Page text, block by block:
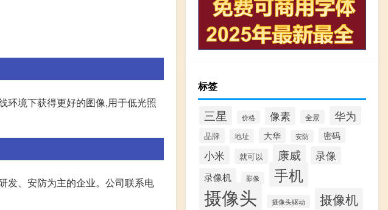
环境下获得更好的图像,用于低光照
发、安防为主的企业。公司联系电
标签
三星 价格 像素 全景 华为
品牌 地址 大华 安防 密码
小米 就可以 康威 录像
录像机 影像 手机
摄像头 摄像头驱动 摄像机